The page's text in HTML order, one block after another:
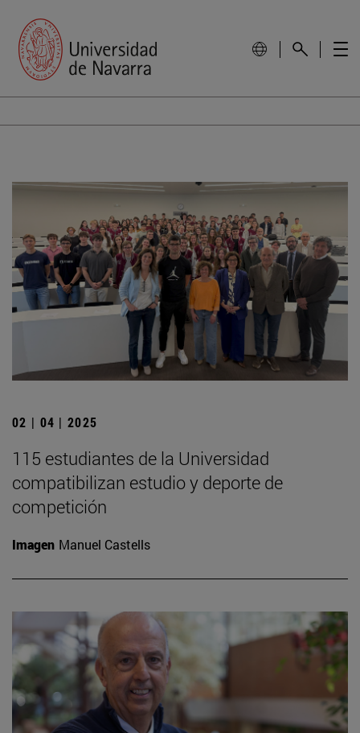
02 | 04 | 2025
115 estudiantes de la Universidad
compatibilizan estudio y deporte de
competición
Imagen Manuel Castells